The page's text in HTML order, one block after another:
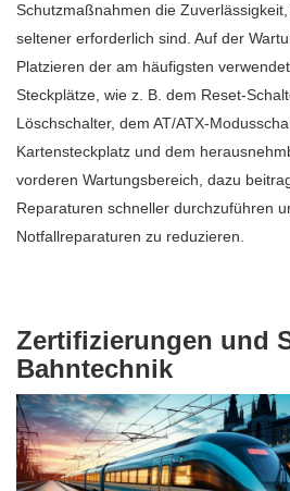
Schutzmaßnahmen die
seltener erforderlich sind. Auf der
Platzieren der am häufigsten
Steckplätze, wie z. B. dem Reset-
Löschschalter, dem AT/ATX-
Kartensteckplatz und dem
vorderen Wartungsbereich, dazu
Reparaturen schneller durchzuführen
Notfallreparaturen zu reduzieren.
Zertifizierungen und
Bahntechnik